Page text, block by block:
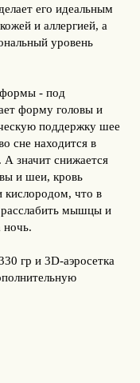
его идеальным
и аллергией, а
уровень
формы - под
форму головы и
поддержку шее
сне находится в
значит снижается
и шеи, кровь
кислородом, что в
расслабить мышцы и
ночь.
гр и 3D-аэросетка